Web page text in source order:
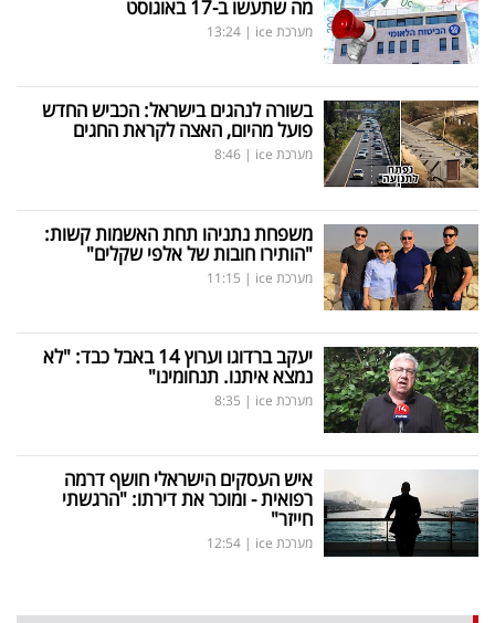
מה שתעשו ב-17 באוגוסט
מערכת ice |
13:24
בשורה לנהגים בישראל: הכביש החדש
פועל מהיום, האצה לקראת החגים
מערכת ice |
8:46
משפחת נתניהו תחת האשמות קשות:
"הותירו חובות של אלפי שקלים"
מערכת ice |
11:15
יעקב ברדוגו וערוץ 14 באבל כבד: "לא
נמצא איתנו. תנחומינו"
מערכת ice |
8:35
איש העסקים הישראלי חושף דרמה
רפואית - ומוכר את דירתו: "הרגשתי
חייזר"
מערכת ice |
12:54